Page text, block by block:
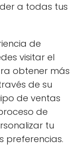
a todas tus
de
visitar el
obtener más
de su
de ventas
de
tu
preferencias.